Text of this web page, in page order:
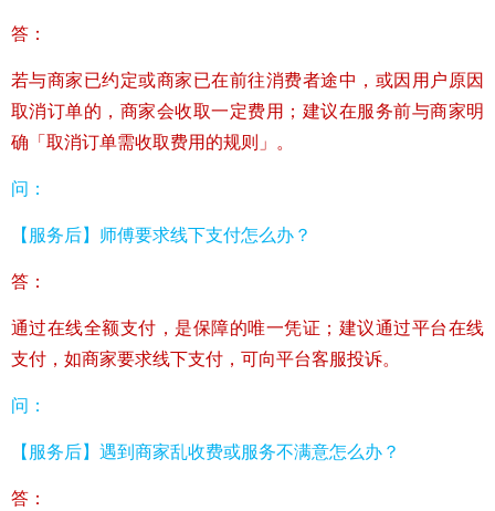
答：
若与商家已约定或商家已在前往消费者途中，或因用户原因
取消订单的，商家会收取一定费用；建议在服务前与商家明
确「取消订单需收取费用的规则」。
问：
【服务后】师傅要求线下支付怎么办？
答：
通过在线全额支付，是保障的唯一凭证；建议通过平台在线
支付，如商家要求线下支付，可向平台客服投诉。
问：
【服务后】遇到商家乱收费或服务不满意怎么办？
答：